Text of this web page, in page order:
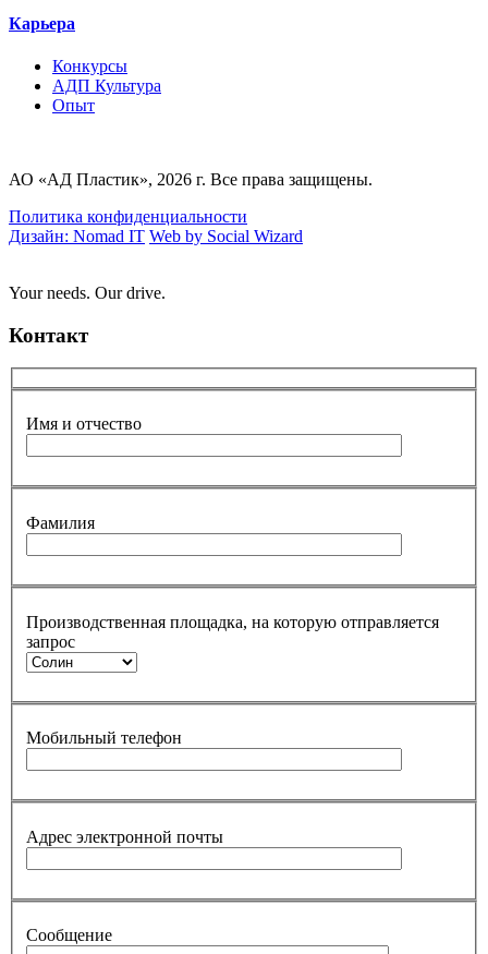
Карьера
Конкурсы
AДП Культура
Опыт
АО «АД Пластик», 2026 г. Все права защищены.
Политика конфиденциальности
Дизайн: Nomad IT Web by Social Wizard
Your needs. Our drive.
Контакт
Имя и отчество
Фамилия
Производственная площадка, на которую отправляется
запрос
Мобильный телефон
Адрес электронной почты
Сообщение